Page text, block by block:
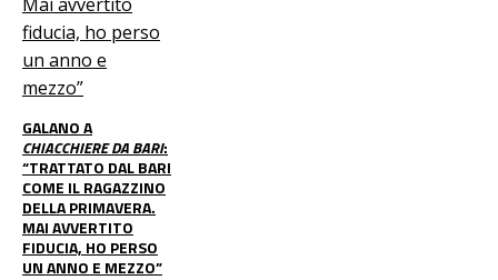
GALANO A
CHIACCHIERE DA BARI:
“TRATTATO DAL BARI
COME IL RAGAZZINO
DELLA PRIMAVERA.
MAI AVVERTITO
FIDUCIA, HO PERSO
UN ANNO E MEZZO”